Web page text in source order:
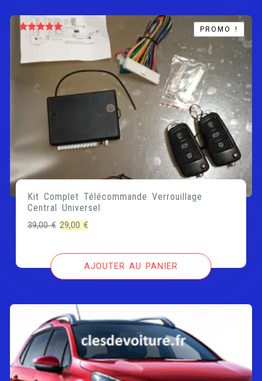
Note 5.00
PROMO !
PROMO !
Kit Complet Télécommande Verrouillage
Central Universel
39,00€ Le
initial
29,00€
actuel
est :
AJOUTER AU PANIER